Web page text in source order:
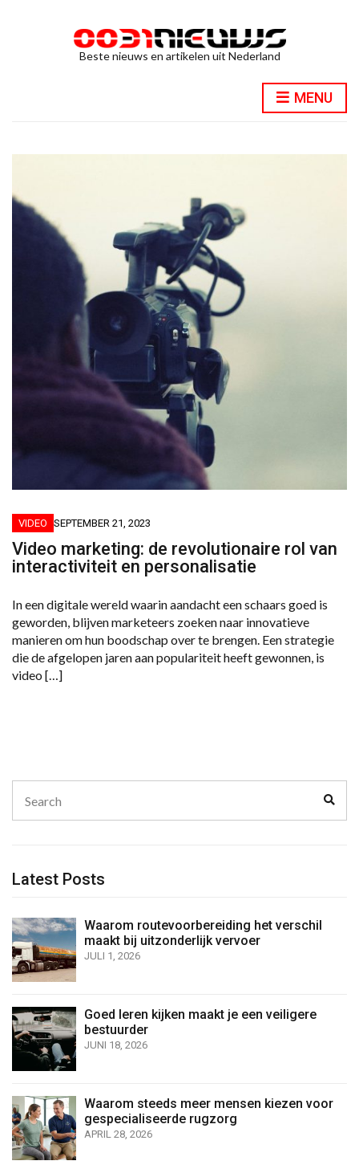
Beste nieuws en artikelen uit Nederland
MENU
VIDEO SEPTEMBER 21, 2023
Video marketing: de revolutionaire rol van
interactiviteit en personalisatie
In een digitale wereld waarin aandacht een schaars goed is
geworden, blijven marketeers zoeken naar innovatieve
manieren om hun boodschap over te brengen. Een strategie
die de afgelopen jaren aan populariteit heeft gewonnen, is
video […]
for:
Latest Posts
Waarom routevoorbereiding het verschil
maakt bij uitzonderlijk vervoer
JULI 1, 2026
Goed leren kijken maakt je een veiligere
bestuurder
JUNI 18, 2026
Waarom steeds meer mensen kiezen voor
gespecialiseerde rugzorg
APRIL 28, 2026